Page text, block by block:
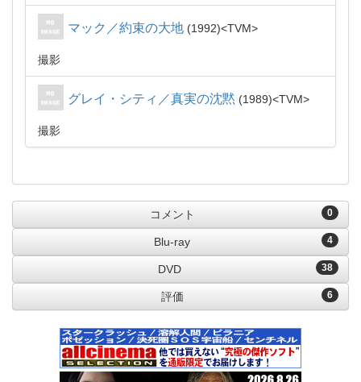
マック／約束の大地 1992 TVM
撮影
グレイ・シティ／真実の沈黙 1989 TVM
撮影
0
コメント
4
Blu-ray
38
DVD
6
評価